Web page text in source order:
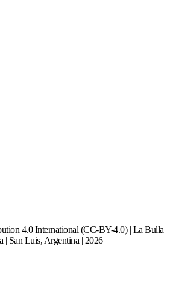
4.0 International (CC-BY-4.0) | La Bulla
| San Luis, Argentina | 2026